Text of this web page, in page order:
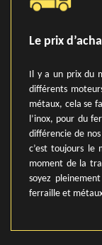
Le prix
Il y a un prix du
différents
métaux, cela se
l’inox, pour du
différencie de
c’est toujours le
moment de la
soyez
ferraille et